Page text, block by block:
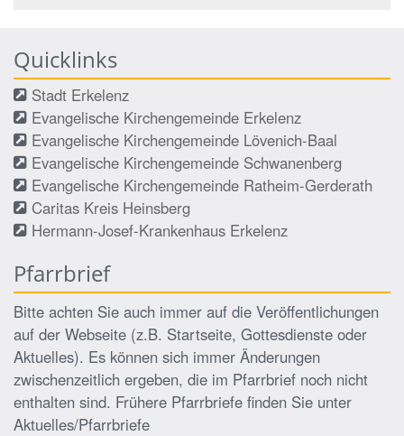
Quicklinks
Stadt Erkelenz
Evangelische Kirchengemeinde Erkelenz
Evangelische Kirchengemeinde Lövenich-Baal
Evangelische Kirchengemeinde Schwanenberg
Evangelische Kirchengemeinde Ratheim-Gerderath
Caritas Kreis Heinsberg
Hermann-Josef-Krankenhaus Erkelenz
Pfarrbrief
Bitte achten Sie auch immer auf die Veröffentlichungen
auf der Webseite (z.B. Startseite, Gottesdienste oder
Aktuelles). Es können sich immer Änderungen
zwischenzeitlich ergeben, die im Pfarrbrief noch nicht
enthalten sind. Frühere Pfarrbriefe finden Sie unter
Aktuelles/Pfarrbriefe